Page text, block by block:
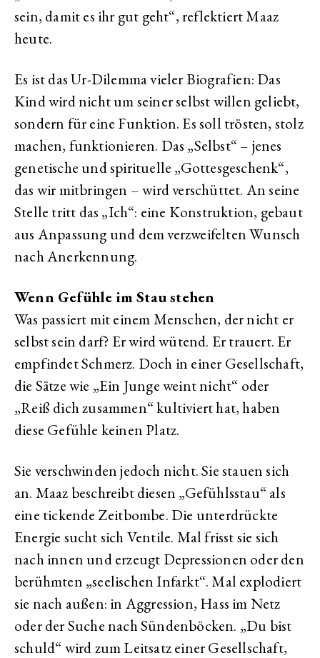
sein, damit es ihr gut geht“, reflektiert Maaz
heute.
Es ist das Ur-Dilemma vieler Biografien: Das
Kind wird nicht um seiner selbst willen geliebt,
sondern für eine Funktion. Es soll trösten, stolz
machen, funktionieren. Das „Selbst“ – jenes
genetische und spirituelle „Gottesgeschenk“,
das wir mitbringen – wird verschüttet. An seine
Stelle tritt das „Ich“: eine Konstruktion, gebaut
aus Anpassung und dem verzweifelten Wunsch
nach Anerkennung.
Wenn Gefühle im Stau stehen
Was passiert mit einem Menschen, der nicht er
selbst sein darf? Er wird wütend. Er trauert. Er
empfindet Schmerz. Doch in einer Gesellschaft,
die Sätze wie „Ein Junge weint nicht“ oder
„Reiß dich zusammen“ kultiviert hat, haben
diese Gefühle keinen Platz.
Sie verschwinden jedoch nicht. Sie stauen sich
an. Maaz beschreibt diesen „Gefühlsstau“ als
eine tickende Zeitbombe. Die unterdrückte
Energie sucht sich Ventile. Mal frisst sie sich
nach innen und erzeugt Depressionen oder den
berühmten „seelischen Infarkt“. Mal explodiert
sie nach außen: in Aggression, Hass im Netz
oder der Suche nach Sündenböcken. „Du bist
schuld“ wird zum Leitsatz einer Gesellschaft,